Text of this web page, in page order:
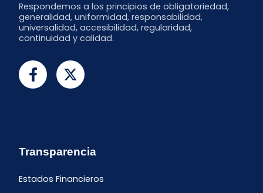
Respondemos a los principios de obligatoriedad,
generalidad, uniformidad, responsabilidad,
universalidad, accesibilidad, regularidad,
continuidad y calidad.
Transparencia
Estados Financieros